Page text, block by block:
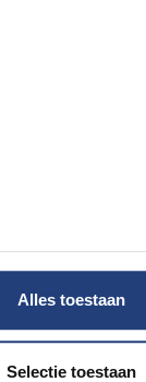
Alles toestaan
Selectie toestaan
en
Week
en verlies
om te
interactie te gaan
onderwerpen die